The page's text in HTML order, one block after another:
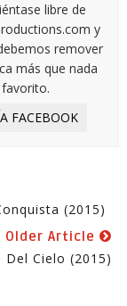
libre de
y
remover
más que nada
FACEBOOK
(2015)
Older Article
Cielo (2015)